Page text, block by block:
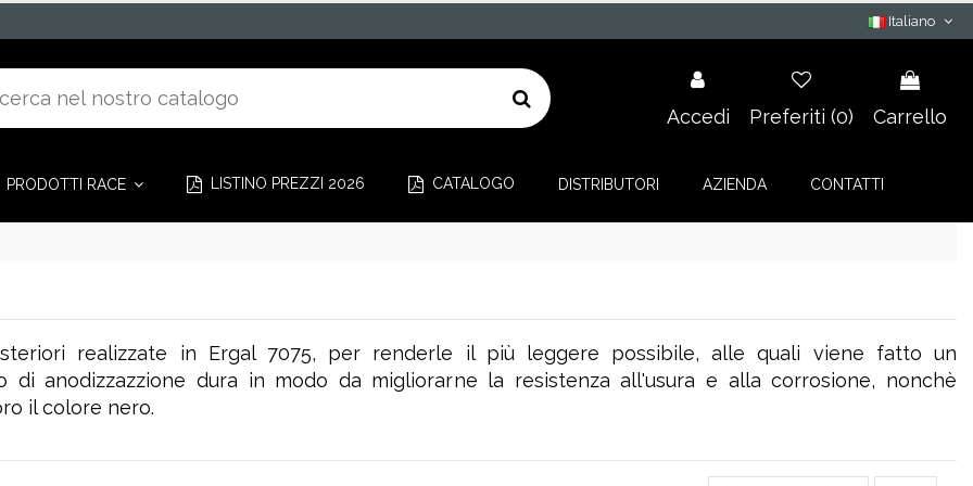
Italiano
Accedi Preferiti (0) Carrello
PRODOTTI RACE LISTINO PREZZI 2026 CATALOGO DISTRIBUTORI AZIENDA CONTATTI
realizzate in Ergal 7075, per renderle il più leggere possibile, alle quali viene fatto un
di anodizzazzione dura in modo da migliorarne la resistenza all'usura e alla corrosione, nonchè
il colore nero.